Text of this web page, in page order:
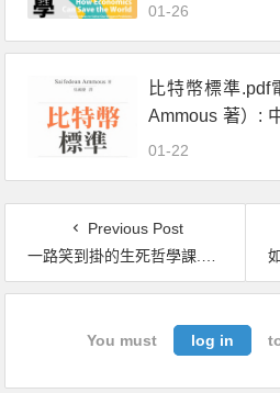
01-26
比特幣標準.pdf
Ammous 著）:
方案
01-22
Previous Post
一路笑到掛的生死哲學課.pdf電子書下載（湯瑪斯 · 凱瑟卡, 丹尼爾 · 克萊恩）哈佛哲學家用幽默剖析生與死的一切
如何把
You must log in